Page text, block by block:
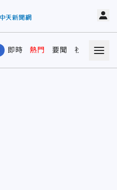
即時 熱門 要聞 社會 娛樂